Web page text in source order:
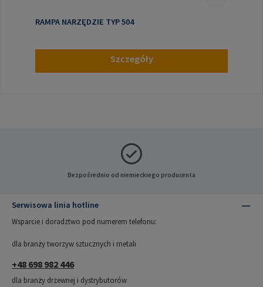
RAMPA NARZĘDZIE TYP 504
Szczegóły
Bezpośrednio od niemieckiego producenta
Serwisowa linia hotline
Wsparcie i doradztwo pod numerem telefonu:
dla branży tworzyw sztucznych i metali
+48 698 982 446
dla branży drzewnej i dystrybutorów